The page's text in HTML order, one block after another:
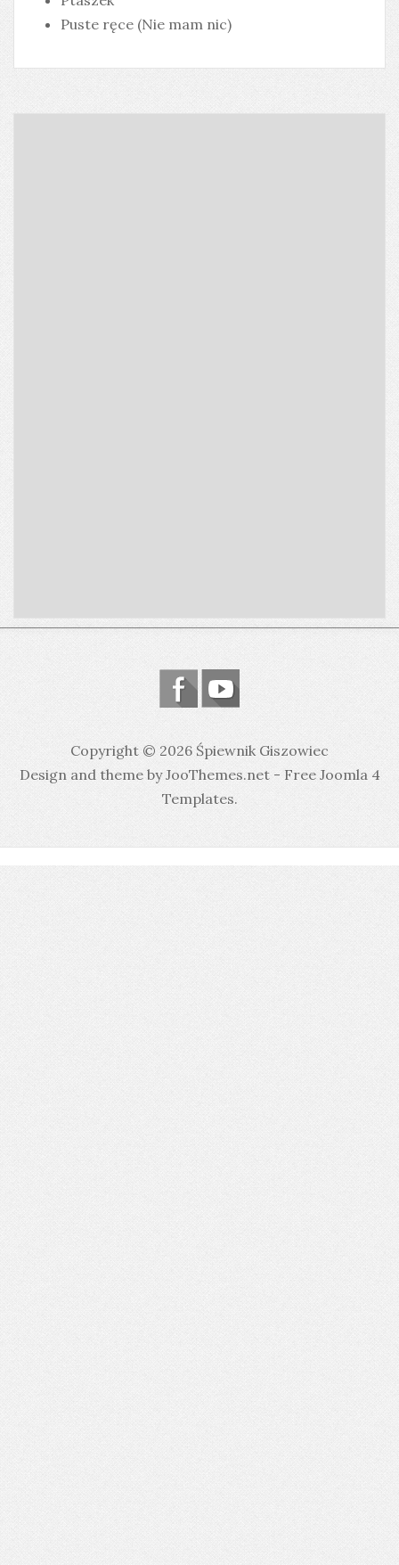
Puste ręce (Nie mam nic)
Copyright © 2026 Śpiewnik Giszowiec
Design and theme by JooThemes.net - Free Joomla 4
Templates.